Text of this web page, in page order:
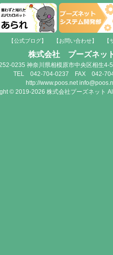
【公式ブログ】 【お問い合わせ】 【
株式会社 プーズネッ
0235 神奈川県相模原市中央区相生4-
TEL 042-704-0237 FAX 042-
http://www.poos.net
© 2019-2026 株式会社プーズネット